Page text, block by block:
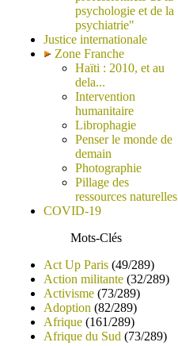
psychologie et de la
psychiatrie"
Justice internationale
Zone Franche
Haïti : 2010, et au
dela...
Intervention
humanitaire
Librophagie
Penser le monde de
demain
Photographie
Pillage des
ressources naturelles
COVID-19
Mots-Clés
Act Up Paris (49/289)
Action militante (32/289)
Activisme (73/289)
Adoption (82/289)
Afrique (161/289)
Afrique du Sud (73/289)